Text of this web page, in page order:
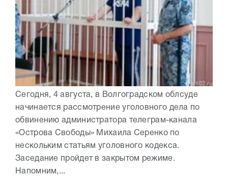
Сегодня, 4 августа, в Волгоградском облсуде
начинается рассмотрение уголовного дела по
обвинению администратора телеграм-канала
«Острова Свободы» Михаила Серенко по
нескольким статьям уголовного кодекса.
Заседание пройдет в закрытом режиме.
Напомним,...